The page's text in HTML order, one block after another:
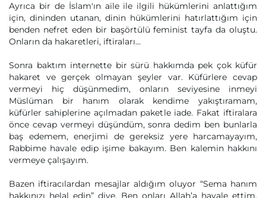
Ayrıca bir de İslam'ın aile ile ilgili hükümlerini anlattığım
için, dininden utanan, dinin hükümlerini hatırlattığım için
benden nefret eden bir başörtülü feminist tayfa da oluştu.
Onların da hakaretleri, iftiraları...
Sonra baktım internette bir sürü hakkımda pek çok küfür
hakaret ve gerçek olmayan şeyler var. Küfürlere cevap
vermeyi hiç düşünmedim, onların seviyesine inmeyi
Müslüman bir hanım olarak kendime yakıştıramam,
küfürler sahiplerine açılmadan paketle iade. Fakat iftiralara
önce cevap vermeyi düşündüm, sonra dedim ben bunlarla
baş edemem, enerjimi de gereksiz yere harcamayayım,
Rabbime havale edip işime bakayım. Ben kalemin hakkını
vermeye çalışayım.
Bazen iftiracılardan mesajlar aldığım oluyor “Sema hanım
hakkınızı helal edin” diye. Ben onları Allah’a havale ettim.